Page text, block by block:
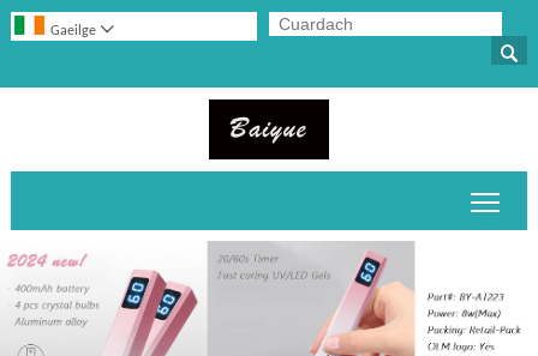

Gaeilge 